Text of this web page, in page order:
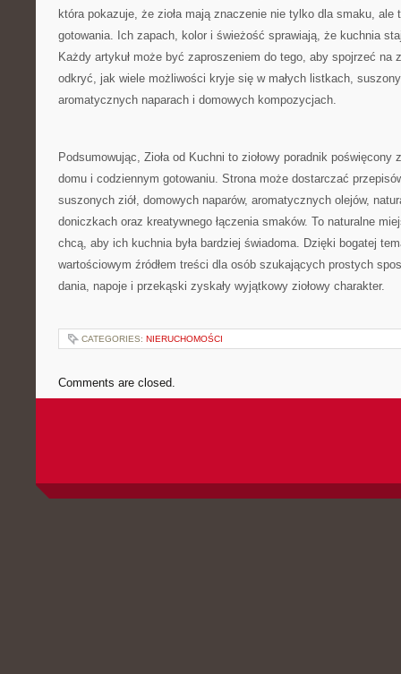
która pokazuje, że zioła mają znaczenie nie tylko dla smaku, ale
gotowania. Ich zapach, kolor i świeżość sprawiają, że kuchnia
Każdy artykuł może być zaproszeniem do tego, aby spojrzeć na
odkryć, jak wiele możliwości kryje się w małych listkach,
aromatycznych naparach i domowych kompozycjach.
Podsumowując, Zioła od Kuchni to ziołowy poradnik poświęcony
domu i codziennym gotowaniu. Strona może dostarczać
suszonych ziół, domowych naparów, aromatycznych olejów,
doniczkach oraz kreatywnego łączenia smaków. To naturalne
chcą, aby ich kuchnia była bardziej świadoma. Dzięki bogatej
wartościowym źródłem treści dla osób szukających prostych
dania, napoje i przekąski zyskały wyjątkowy ziołowy charakter.
CATEGORIES: NIERUCHOMOŚCI
Comments are closed.